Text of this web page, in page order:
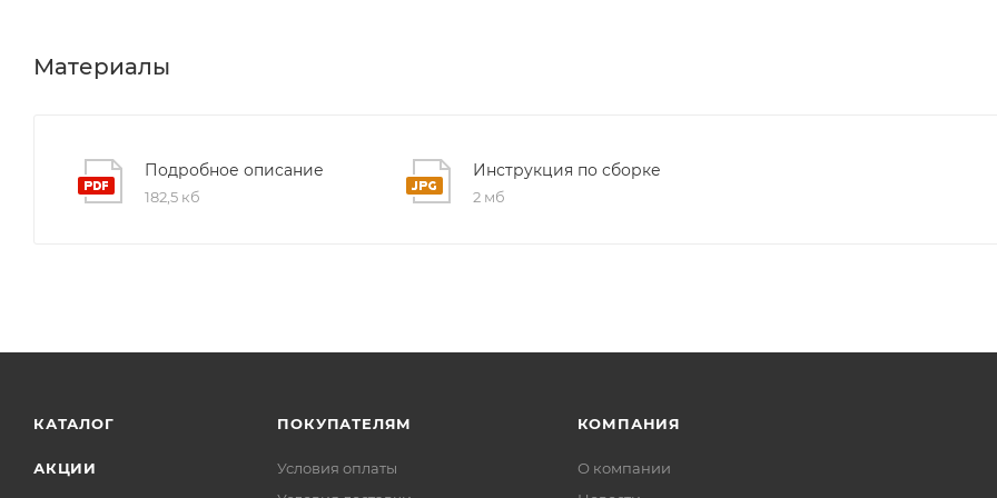
Материалы
Подробное описание
182,5 кб
Инструкция по сборке
2 мб
КАТАЛОГ
АКЦИИ
ПОКУПАТЕЛЯМ
Условия оплаты
КОМПАНИЯ
О компании